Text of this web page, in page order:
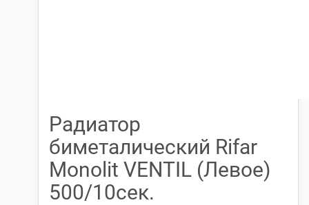
Радиатор
биметалический Rifar
Monolit VENTIL (Левое)
500/10сек.